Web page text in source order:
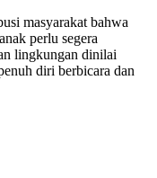
masyarakat bahwa
perlu segera
lingkungan dinilai
diri berbicara dan